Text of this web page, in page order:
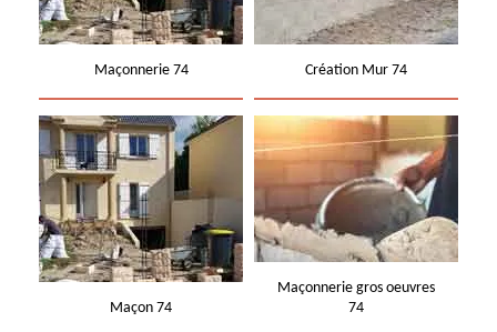
Maçonnerie 74 Création Mur 74
Maçon 74
Maçonnerie gros oeuvres
74